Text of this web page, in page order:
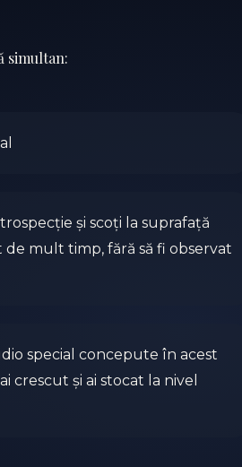
simultan:
și scoți la suprafață
mult timp, fără să fi observat
special concepute în acest
crescut și ai stocat la nivel